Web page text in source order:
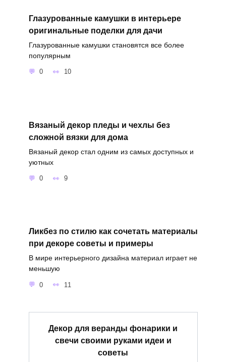
Глазурованные камушки в интерьере
оригинальные поделки для дачи
Глазурованные камушки становятся все более
популярным
0 10
Вязаный декор пледы и чехлы без
сложной вязки для дома
Вязаный декор стал одним из самых доступных и
уютных
0 9
Ликбез по стилю как сочетать материалы
при декоре советы и примеры
В мире интерьерного дизайна материал играет не
меньшую
0 11
Декор для веранды фонарики и
свечи своими руками идеи и
советы